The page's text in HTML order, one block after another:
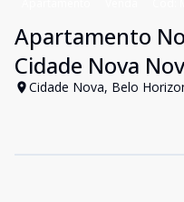
Apartamento
Cidade Nova
Cidade Nova, Belo